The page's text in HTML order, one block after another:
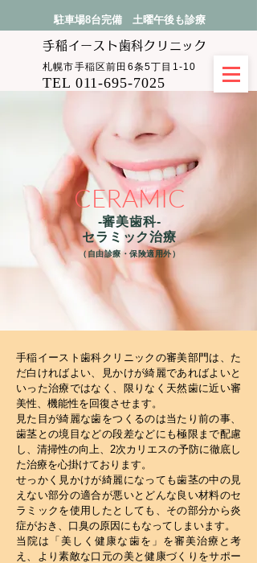
駐車場8台完備 土曜午後も診療
手稲イースト​歯科クリニック
札幌市手稲区前田6条5丁目1-10
TEL 011-695-7025
CERAMIC
-審美歯科-
セラミック治療
​（自由診療・保険適用外）
手稲イースト歯科クリニックの審美部門は、た
だ白ければよい、見かけが綺麗であればよいと
いった治療ではなく、限りなく天然歯に近い審
美性、機能性を回復させます。
見た目が綺麗な歯をつくるのは当たり前の事、
歯茎との境目などの段差などにも極限まで配慮
し、清掃性の向上、2次カリエスの予防に徹底し
た治療を心掛けております。
せっかく見かけが綺麗になっても歯茎の中の見
えない部分の適合が悪いとどんな良い材料のセ
ラミックを使用したとしても、その部分から炎
症がおき、口臭の原因にもなってしまいます。
当院は「美しく健康な歯を」を審美治療と考
え、より素敵な口元の美と健康づくりをサポー